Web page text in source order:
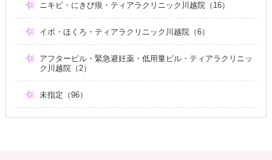
ニキビ・にきび痕・ティアラクリニック川越院（16）
イボ・ほくろ・ティアラクリニック川越院（6）
アフターピル・緊急避妊薬・低用量ピル・ティアラクリニッ
ク川越院（2）
未指定（96）